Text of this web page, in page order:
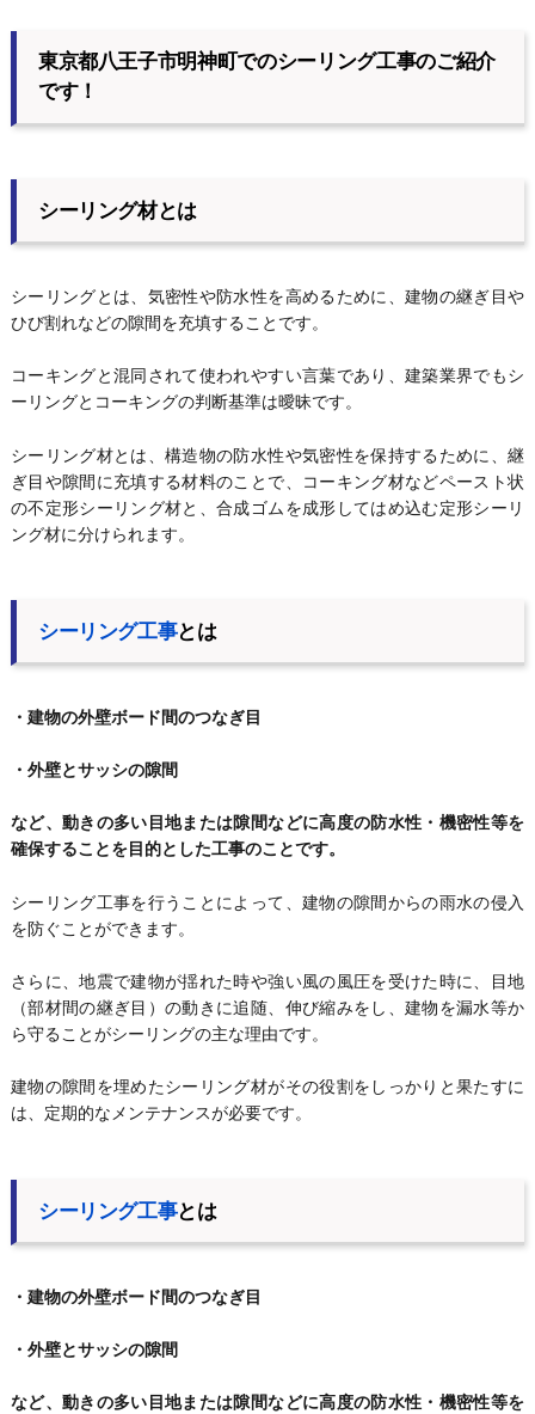
東京都八王子市明神町でのシーリング工事のご紹介
です！
シーリング材とは
シーリングとは、気密性や防水性を高めるために、建物の継ぎ目や
ひび割れなどの隙間を充填することです。
コーキングと混同されて使われやすい言葉であり、建築業界でもシ
ーリングとコーキングの判断基準は曖昧です。
シーリング材とは、構造物の防水性や気密性を保持するために、継
ぎ目や隙間に充填する材料のことで、コーキング材などペースト状
の不定形シーリング材と、合成ゴムを成形してはめ込む定形シーリ
ング材に分けられます。
シーリング工事とは
・建物の外壁ボード間のつなぎ目
・外壁とサッシの隙間
など、動きの多い目地または隙間などに高度の防水性・機密性等を
確保することを目的とした工事のことです。
シーリング工事を行うことによって、建物の隙間からの雨水の侵入
を防ぐことができます。
さらに、地震で建物が揺れた時や強い風の風圧を受けた時に、目地
（部材間の継ぎ目）の動きに追随、伸び縮みをし、建物を漏水等か
ら守ることがシーリングの主な理由です。
建物の隙間を埋めたシーリング材がその役割をしっかりと果たすに
は、定期的なメンテナンスが必要です。
シーリング工事とは
・建物の外壁ボード間のつなぎ目
・外壁とサッシの隙間
など、動きの多い目地または隙間などに高度の防水性・機密性等を